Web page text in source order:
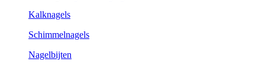
Kalknagels
Schimmelnagels
Nagelbijten